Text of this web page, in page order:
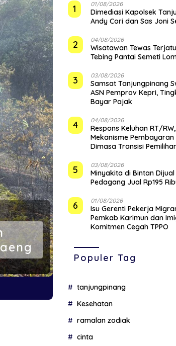
1 01/08/2026
Dimediasi Kapolsek
Andy Cori dan Sas Joni
2 04/08/2026
Wisatawan Tewas
Tebing Pantai Semeti
3 03/08/2026
Samsat Tanjungpinang
ASN Pemprov Kepri,
Bayar Pajak
4 04/08/2026
‎Respons Keluhan RT/
Mekanisme
Dimasa Transisi
5 03/08/2026
Minyakita di Bintan Dijual
Pedagang Jual Rp195
6 01/08/2026
Isu Gerenti Pekerja
Pemkab Karimun dan
Komitmen Cegah TPPO
Populer Tag
tanjungpinang
Kesehatan
ramalan zodiak
cinta